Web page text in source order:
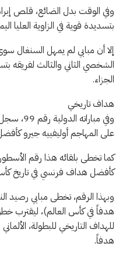
وفي الوقت بدل الضائع، قلص
بتسديدة قوية في الزاوية العليا
إلا أن مبابي لم يمهل
الشخصي الثاني والثالث
الجزاء.
هداف تاريخي
على المهاجم أوليفييه جيرو
كأفضل هداف فرنسي في تاريخ
هدفاً في كأس العالم)، ليقترب
هدفاً.